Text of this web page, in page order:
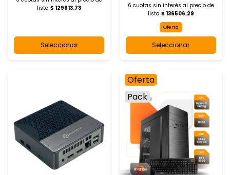
lista$ 129813.73
Seleccionar
6 cuotas sin interés al precio de
lista $ 136506.29
Oferta
Seleccionar
Oferta
Pack